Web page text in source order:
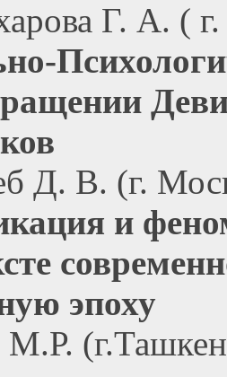
Г. А. (
Д. В. (г.
и
эпоху